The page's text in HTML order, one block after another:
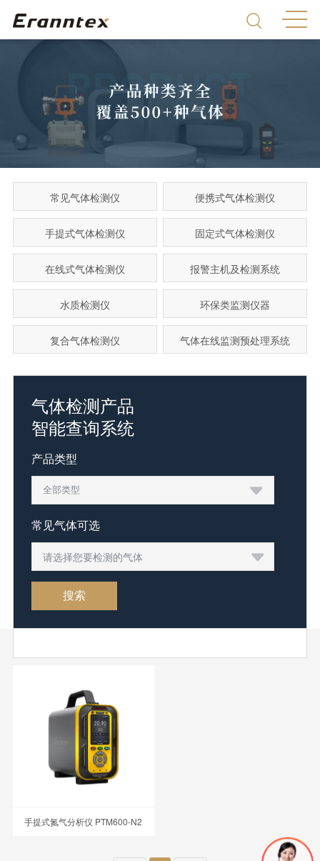
常见气体检测仪 便携式气体检测仪
手提式气体检测仪 固定式气体检测仪
在线式气体检测仪 报警主机及检测系统
水质检测仪 环保类监测仪器
复合气体检测仪 气体在线监测预处理系统
气体检测产品
智能查询系统
产品类型
常见气体可选
请选择您要检测的气体
搜索
手提式氮气分析仪 PTM600-N2